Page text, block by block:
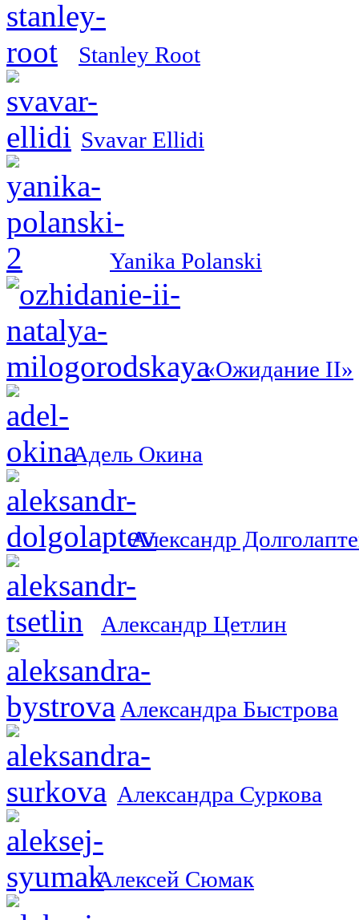
Stanley Root
Svavar Ellidi
Yanika Polanski
«Ожидание II»
Адель Окина
Александр
Александр Цетлин
Александра Быстрова
Александра Суркова
Алексей Сюмак